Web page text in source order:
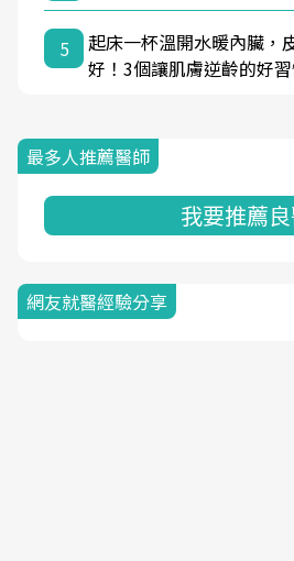
5
起床一杯溫開水暖內臟，
好！3個讓肌膚逆齡的好
最多人推薦醫師
我要推薦
網友就醫經驗分享